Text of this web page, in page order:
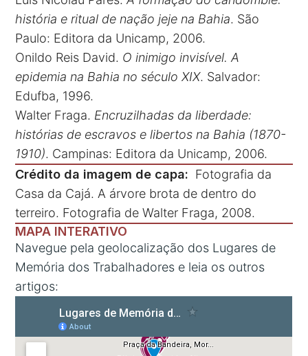
história e ritual de nação jeje na Bahia. São
Paulo: Editora da Unicamp, 2006.
Onildo Reis David. O inimigo invisível. A
epidemia na Bahia no século XIX. Salvador:
Edufba, 1996.
Walter Fraga. Encruzilhadas da liberdade:
histórias de escravos e libertos na Bahia (1870-
1910). Campinas: Editora da Unicamp, 2006.
Crédito da imagem de capa: Fotografia da
Casa da Cajá. A árvore brota de dentro do
terreiro. Fotografia de Walter Fraga, 2008.
MAPA INTERATIVO
Navegue pela geolocalização dos Lugares de
Memória dos Trabalhadores e leia os outros
artigos: